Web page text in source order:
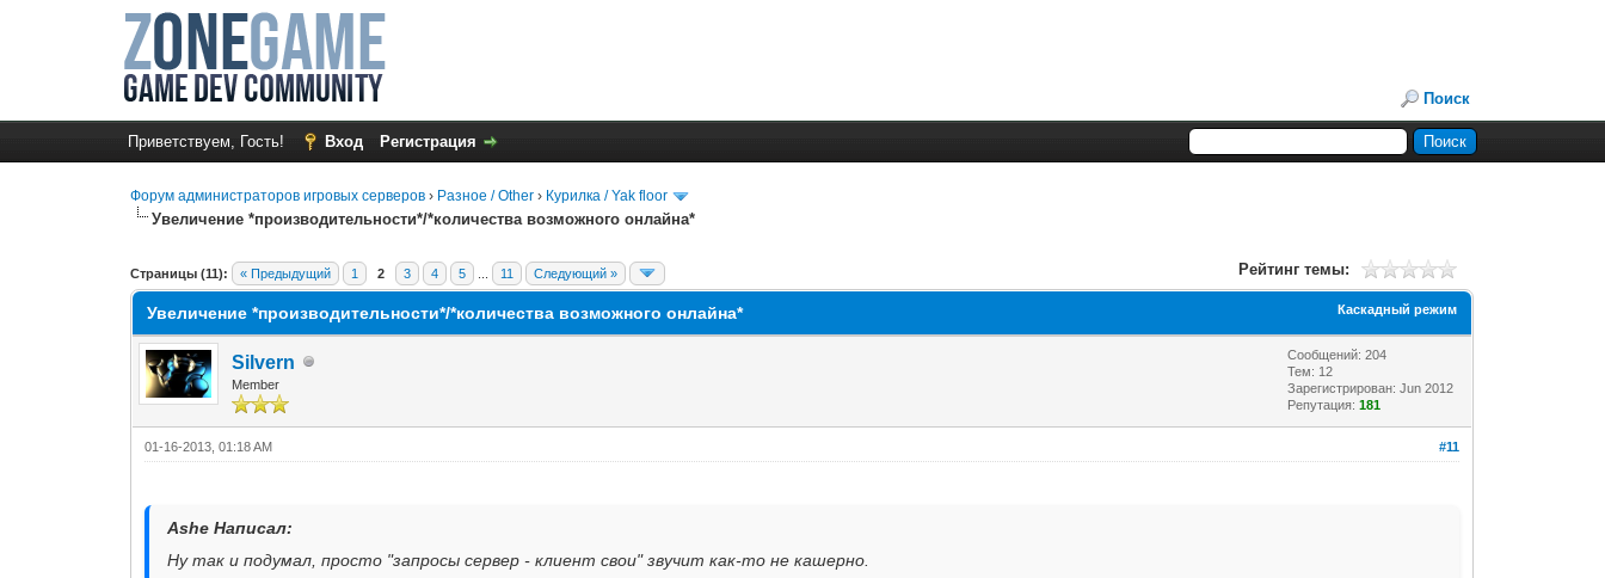
Поиск
Приветствуем, Гость! Вход Регистрация
Форум администраторов игровых серверов › Разное / Other › Курилка / Yak floor
Увеличение *производительности*/*количества возможного онлайна*
Страницы (11): « Предыдущий 1 2 3 4 5 11 Следующий » Рейтинг темы:
0 Голос(ов) - 0 в среднем
1
2
3
4
5
Каскадный режим
Увеличение *производительности*/*количества возможного онлайна*
Silvern
Member
Сообщений: 204
Тем: 12
Зарегистрирован: Jun 2012
Репутация:181
#11
01-16-2013, 01:18 AM
Ashe Написал:
Ну так и подумал, просто "запросы сервер - клиент свои" звучит как-то не кашерно.